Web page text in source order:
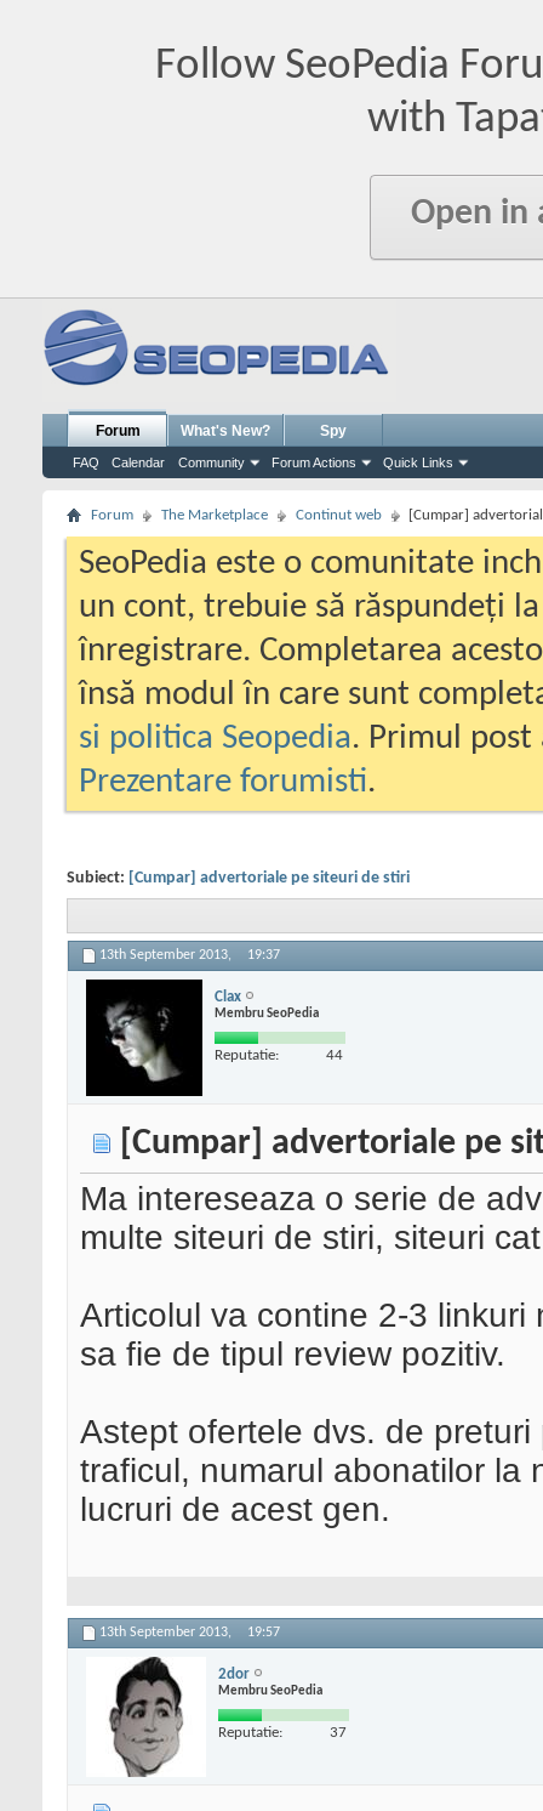
Follow SeoPedia
with
Open in
Forum
FAQ Calendar Community Forum Actions Quick Links
What's New? Spy
Forum The Marketplace Continut web [Cumpar]
SeoPedia este o comunitate
un cont, trebuie să răspundeți
înregistrare. Completarea
însă modul în care sunt
si politica Seopedia. Primul
Prezentare forumisti.
Subiect: [Cumpar] advertoriale pe siteuri de stiri
13th September 2013, 19:37
Clax
Membru SeoPedia
Reputatie: 44
[Cumpar] advertoriale pe
Ma intereseaza o serie de
multe siteuri de stiri, siteuri
Articolul va contine 2-3
sa fie de tipul review pozitiv.
Astept ofertele dvs. de
traficul, numarul abonatilor la
lucruri de acest gen.
13th September 2013, 19:57
2dor
Membru SeoPedia
Reputatie: 37